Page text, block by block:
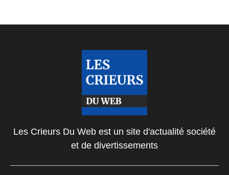
Les Crieurs Du Web est un site d'actualité société
et de divertissements